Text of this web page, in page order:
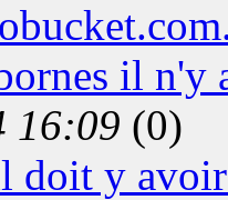
il
16:09 (0)
y